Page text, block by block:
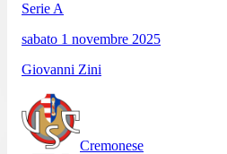
Serie A
sabato 1 novembre 2025
Giovanni Zini
Cremonese